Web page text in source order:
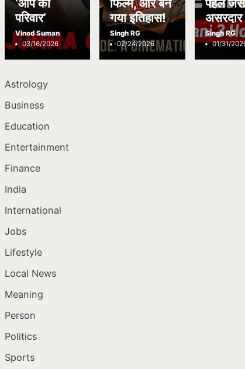
‘आप का
परिवार’
Vinod Suman
03/16/2026
फिल्में, और बन
गया इतिहास!
Singh RG
02/24/2026
पहले
असरदार
Singh RG
01/31/
Astrology
Business
Education
Entertainment
Finance
India
International
Jobs
Lifestyle
Local News
Meaning
Person
Politics
Sports